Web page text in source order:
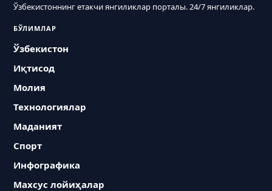
Ўзбекистоннинг етакчи янгиликлар порталы. 24/7 янгиликлар.
БЎЛИМЛАР
Ўзбекистон
Иқтисод
Молия
Технологиялар
Маданият
Спорт
Инфографика
Махсус лойиҳалар